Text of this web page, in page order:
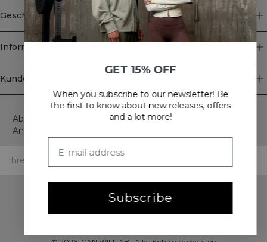
Geschäft
Information
Kundendienst
Newsletter
Abonnieren Sie unseren Newsletter! Erhalten Sie exklusive
Angebote, unsere neuesten Nachrichten und vieles mehr.
GET 15% OFF
When you subscribe to our newsletter! Be
the first to know about new releases, offers
and a lot more!
Subscribe